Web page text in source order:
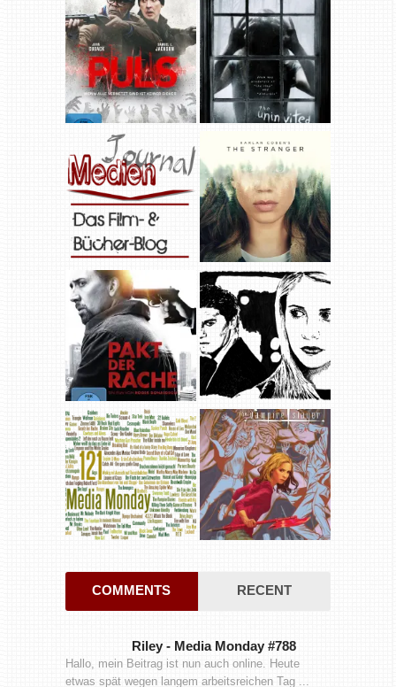
COMMENTS RECENT
Riley - Media Monday #788
Hallo, mein Beitrag ist nun auch online. Heute
etwas spät wegen langem arbeitsreichen Tag ...